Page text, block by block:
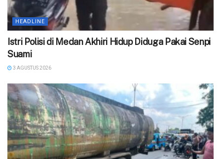
HEADLINE
‎Istri Polisi di Medan Akhiri Hidup Diduga Pakai Senpi
Suami
3 AGUSTUS 2026